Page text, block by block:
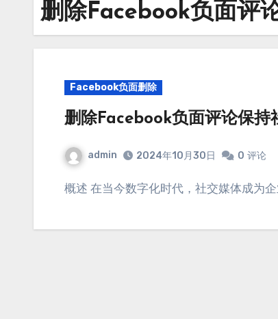
删除Facebook负面评
Facebook负面删除
删除Facebook负面评论保持
admin 2024年10月30日 0 评论
概述 在当今数字化时代，社交媒体成为